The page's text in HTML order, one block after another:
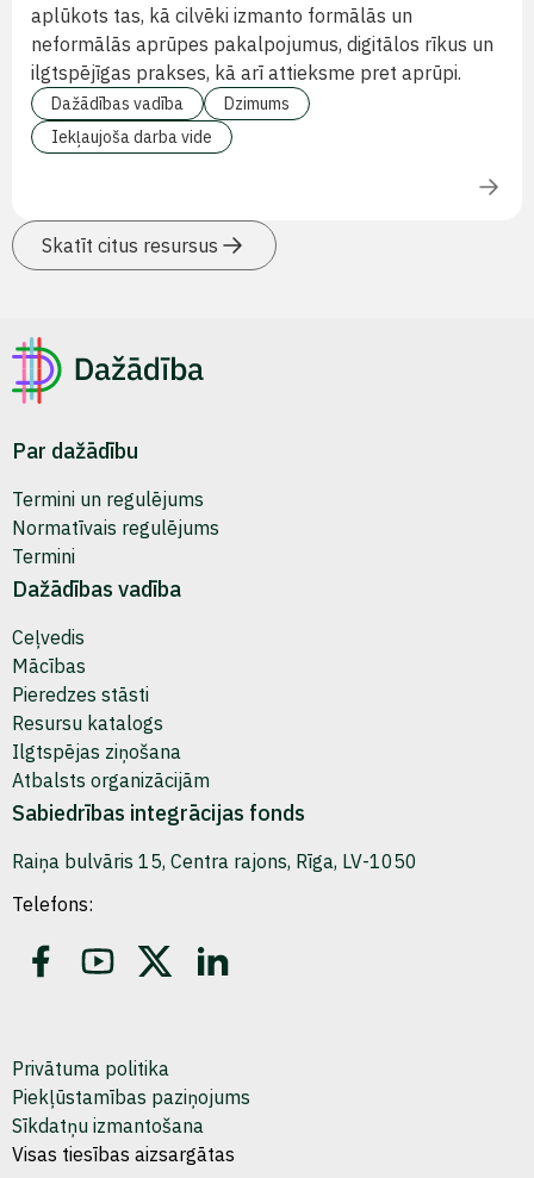
aplūkots tas, kā cilvēki izmanto formālās un
neformālās aprūpes pakalpojumus, digitālos rīkus un
ilgtspējīgas prakses, kā arī attieksme pret aprūpi.
Dažādības vadība
Dzimums
Iekļaujoša darba vide
Skatīt citus resursus
Par dažādību
Termini un regulējums
Normatīvais regulējums
Termini
Dažādības vadība
Ceļvedis
Mācības
Pieredzes stāsti
Resursu katalogs
Ilgtspējas ziņošana
Atbalsts organizācijām
Sabiedrības integrācijas fonds
Raiņa bulvāris 15, Centra rajons, Rīga, LV-1050
Telefons:
Privātuma politika
Piekļūstamības paziņojums
Sīkdatņu izmantošana
Visas tiesības aizsargātas